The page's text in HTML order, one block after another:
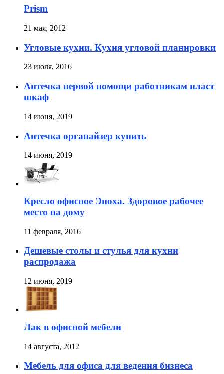
Prism
21 мая, 2012
Угловые кухни. Кухня угловой планировки
23 июля, 2016
Аптечка первой помощи работникам пласт
шкаф
14 июня, 2019
Аптечка органайзер купить
14 июня, 2019
Кресло офисное Эпоха. Здоровое рабочее
место на дому
11 февраля, 2016
Дешевые столы и стулья для кухни
распродажа
12 июня, 2019
Лак в офисной мебели
14 августа, 2012
Мебель для офиса для ведения бизнеса